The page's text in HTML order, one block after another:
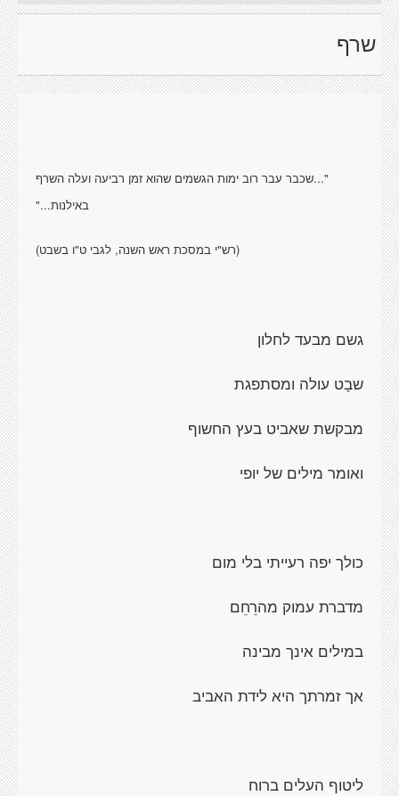
שרף
‏"...שכבר עבר רוב ימות הגשמים שהוא זמן רביעה ועלה השרף
באילנות..."
(רש"י במסכת ראש השנה, לגבי ט"ו בשבט)
גשם מבעד לחלון
שבָט עולה ומסתפגת
מבקשת שאביט בעץ החשוף
ואומר מילים של יופי
כולך יפה רעייתי בלי מום
מדברת עמוק מהרֵחֵם
במילים אינך מבינה
אך זמרתך היא לידת האביב
ליטוף העלים ברוח